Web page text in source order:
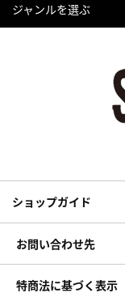
ジャンルを選ぶ
ショップガイド
お問い合わせ先
特商法に基づく表示